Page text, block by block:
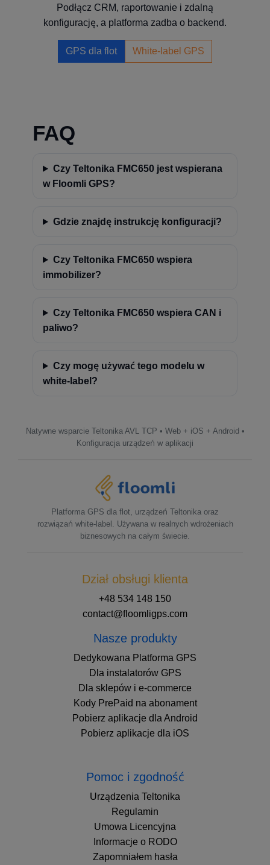
Podłącz CRM, raportowanie i zdalną
konfigurację, a platforma zadba o backend.
GPS dla flot White-label GPS
FAQ
Czy Teltonika FMC650 jest wspierana
w Floomli GPS?
Gdzie znajdę instrukcję konfiguracji?
Czy Teltonika FMC650 wspiera
immobilizer?
Czy Teltonika FMC650 wspiera CAN i
paliwo?
Czy mogę używać tego modelu w
white-label?
Natywne wsparcie Teltonika AVL TCP • Web + iOS + Android •
Konfiguracja urządzeń w aplikacji
Platforma GPS dla flot, urządzeń Teltonika oraz
rozwiązań white-label. Używana w realnych wdrożeniach
biznesowych na całym świecie.
Dział obsługi klienta
+48 534 148 150
contact@floomligps.com
Nasze produkty
Dedykowana Platforma GPS
Dla instalatorów GPS
Dla sklepów i e-commerce
Kody PrePaid na abonament
Pobierz aplikacje dla Android
Pobierz aplikacje dla iOS
Pomoc i zgodność
Urządzenia Teltonika
Regulamin
Umowa Licencyjna
Informacje o RODO
Zapomniałem hasła